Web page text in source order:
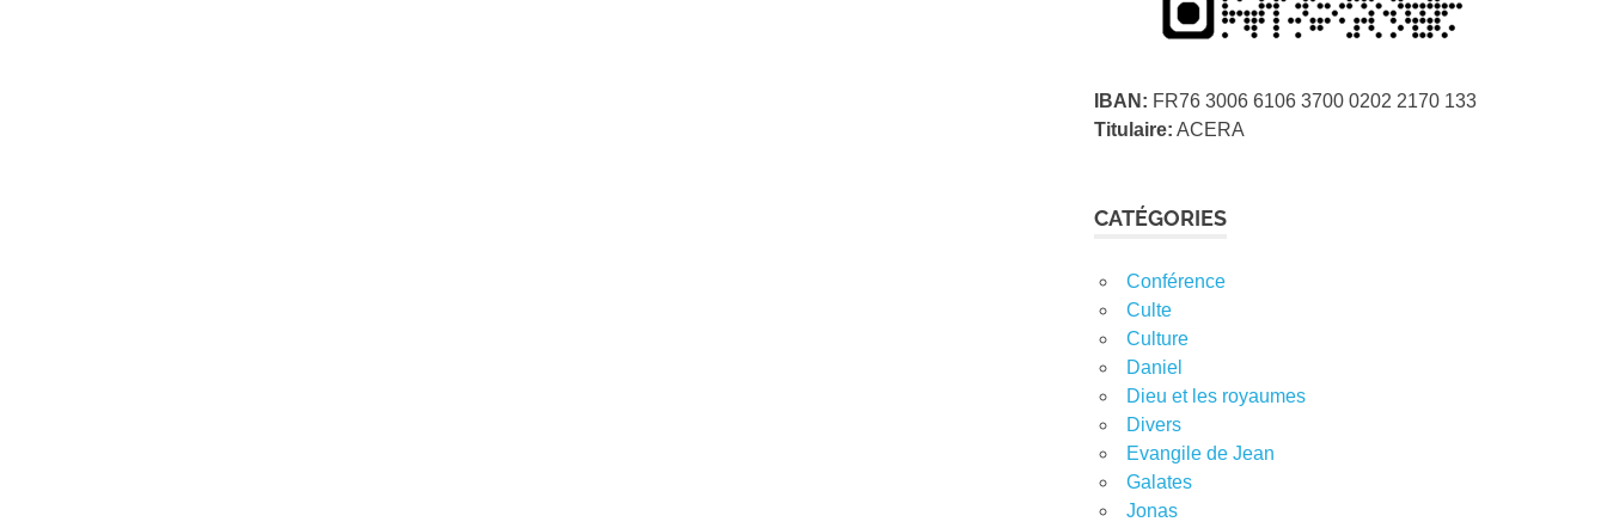
IBAN: FR76 3006 6106 3700 0202 2170 133
Titulaire: ACERA
CATÉGORIES
Conférence
Culte
Culture
Daniel
Dieu et les royaumes
Divers
Evangile de Jean
Galates
Jonas